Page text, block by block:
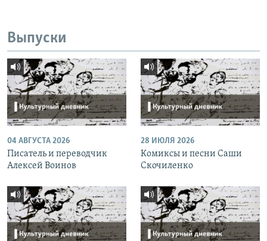
Выпуски
04 АВГУСТА 2026
Писатель и переводчик
Алексей Воинов
28 ИЮЛЯ 2026
Комиксы и песни Саши
Скочиленко